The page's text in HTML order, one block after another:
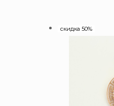
скидка 50%